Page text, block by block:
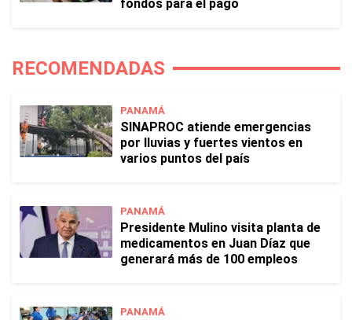
fondos para el pago
RECOMENDADAS
PANAMÁ
SINAPROC atiende emergencias
por lluvias y fuertes vientos en
varios puntos del país
PANAMÁ
Presidente Mulino visita planta de
medicamentos en Juan Díaz que
generará más de 100 empleos
PANAMÁ